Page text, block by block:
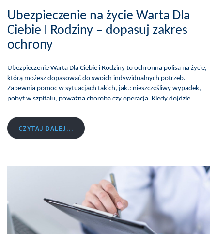
Ubezpieczenie na życie Warta Dla
Ciebie I Rodziny – dopasuj zakres
ochrony
Ubezpieczenie Warta Dla Ciebie i Rodziny to ochronna polisa na życie,
którą możesz dopasować do swoich indywidualnych potrzeb.
Zapewnia pomoc w sytuacjach takich, jak.: nieszczęśliwy wypadek,
pobyt w szpitalu, poważna choroba czy operacja. Kiedy dojdzie…
CZYTAJ DALEJ...